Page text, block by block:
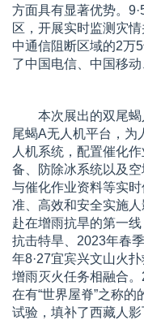
方面具有显著优势。
区，开展实时监测灾
中通信阻断区域的2万
了中国电信、中国移
本次展出的双尾
尾蝎A无人机平台，为
人机系统，配置催化
备、防除冰系统以及
与催化作业资料等实
准、高效和安全实施
赴在增雨抗旱的第一
抗击特旱、2023年春
年8·27宜宾兴文山火
增雨灭火任务相融合
在有“世界屋脊”之称
试验，填补了西藏人影